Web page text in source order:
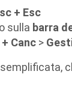
+ Esc
sulla barra
Canc >